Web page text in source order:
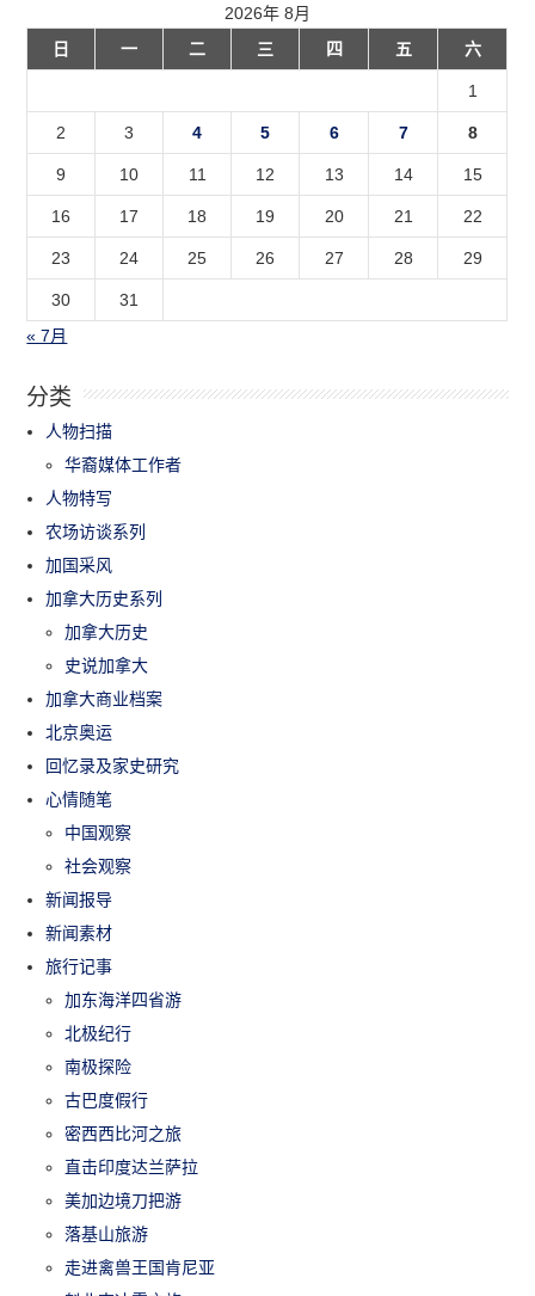
2026年 8月
日
一 二 三 四 五 六
1
2 3 4 5 6 7 8
9 10 11 12 13 14 15
16 17 18 19 20 21 22
23 24 25 26 27 28 29
30
31
« 7月
分类
人物扫描
华裔媒体工作者
人物特写
农场访谈系列
加国采风
加拿大历史系列
加拿大历史
史说加拿大
加拿大商业档案
北京奥运
回忆录及家史研究
心情随笔
中国观察
社会观察
新闻报导
新闻素材
旅行记事
加东海洋四省游
北极纪行
南极探险
古巴度假行
密西西比河之旅
直击印度达兰萨拉
美加边境刀把游
落基山旅游
走进禽兽王国肯尼亚